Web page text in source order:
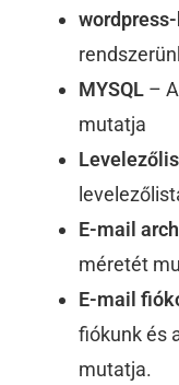
MYSQL –
mutatja
E-mail
méretét
E-mail
fiókunk és
mutatja.